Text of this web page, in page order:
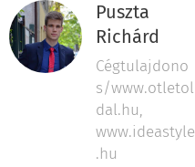
Puszta
Richárd
Cégtulajdono
s/www.otletol
dal.hu,
www.ideastyle
.hu